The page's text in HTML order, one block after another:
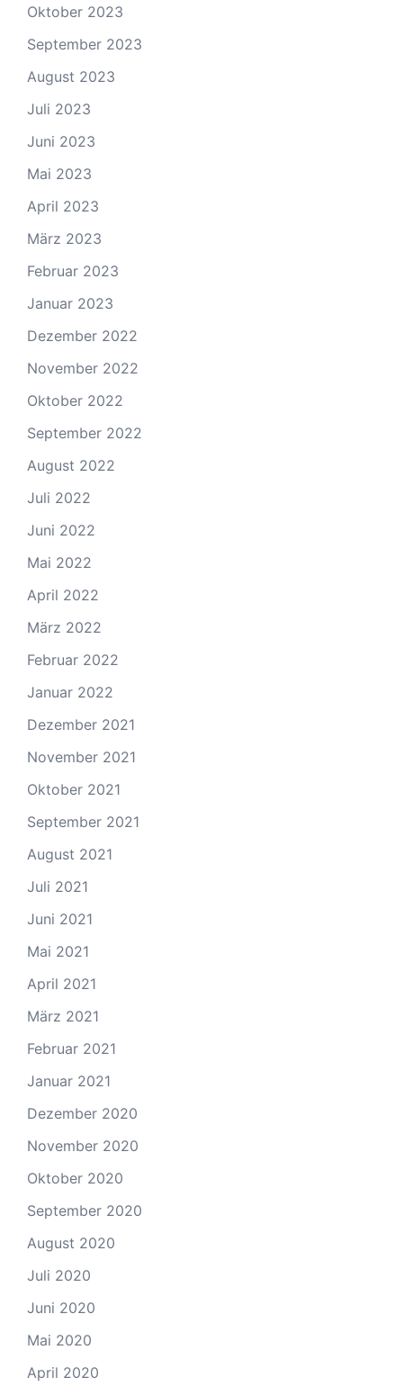
Oktober 2023
September 2023
August 2023
Juli 2023
Juni 2023
Mai 2023
April 2023
März 2023
Februar 2023
Januar 2023
Dezember 2022
November 2022
Oktober 2022
September 2022
August 2022
Juli 2022
Juni 2022
Mai 2022
April 2022
März 2022
Februar 2022
Januar 2022
Dezember 2021
November 2021
Oktober 2021
September 2021
August 2021
Juli 2021
Juni 2021
Mai 2021
April 2021
März 2021
Februar 2021
Januar 2021
Dezember 2020
November 2020
Oktober 2020
September 2020
August 2020
Juli 2020
Juni 2020
Mai 2020
April 2020